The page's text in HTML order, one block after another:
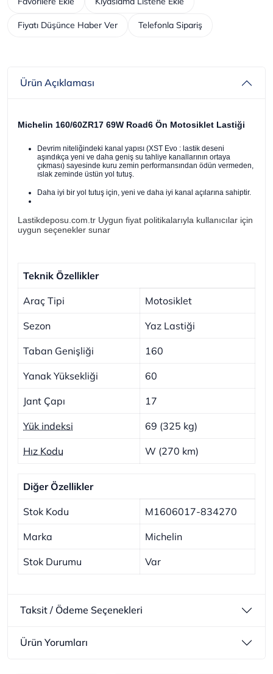
Telefonla Sipariş
Fiyatı Düşünce Haber Ver
Ürün Açıklaması
Michelin 160/60ZR17 69W Road6 Ön Motosiklet Lastiği
Devrim niteliğindeki kanal yapısı (XST Evo : lastik deseni
aşındıkça yeni ve daha geniş su tahliye kanallarının ortaya
çıkması) sayesinde kuru zemin performansından ödün vermeden,
ıslak zeminde üstün yol tutuş.
Daha iyi bir yol tutuş için, yeni ve daha iyi kanal açılarına sahiptir.
Lastikdeposu.com.tr Uygun fiyat politikalarıyla kullanıcılar için
uygun seçenekler sunar
Teknik Özellikler
Araç Tipi Motosiklet
Sezon Yaz Lastiği
Taban Genişliği 160
Yanak Yüksekliği 60
Jant Çapı 17
Yük indeksi 69 (325 kg)
Hız Kodu W (270 km)
Diğer Özellikler
Stok Kodu M1606017-834270
Marka Michelin
Stok Durumu Var
Taksit / Ödeme Seçenekleri
Ürün Yorumları